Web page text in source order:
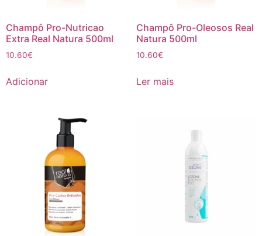
Champô Pro-Nutricao
Extra Real Natura 500ml
10.60€
Adicionar
Champô Pro-Oleosos Real
Natura 500ml
10.60€
Ler mais